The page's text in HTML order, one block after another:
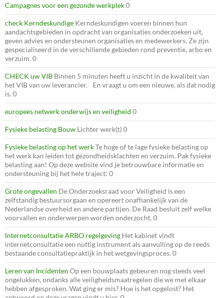
Campagnes voor een gezonde werkplek0
check Kerndeskundige Kerndeskundigen voeren binnen hun
aandachtsgebieden in opdracht van organisaties onderzoeken uit,
geven advies en ondersteunen organisaties en medewerkers. Ze zijn
gespecialiseerd in de verschillende gebieden rond preventie, arbo en
verzuim. 0
CHECK uw VIB Binnen 5 minuten heeft u inzicht in de kwaliteit van
het VIB van uw leverancier. En vraagt u om een nieuwe, als dat nodig
is. 0
europees netwerk onderwijs en veiligheid 0
Fysieke belasting Bouw Lichter werk(t) 0
Fysieke belasting op het werkTe hoge of te lage fysieke belasting op
het werk kan leiden tot gezondheidsklachten en verzuim. Pak fysieke
belasting aan! Op deze website vind je betrouwbare informatie en
ondersteuning bij het hele traject: 0
Grote ongevallen De Onderzoeksraad voor Veiligheid is een
zelfstandig bestuursorgaan en opereert onafhankelijk van de
Nederlandse overheid en andere partijen. De Raad besluit zelf welke
voorvallen en onderwerpen worden onderzocht. 0
Internetconsultatie ARBO regelgeving Het kabinet vindt
internetconsultatie een nuttig instrument als aanvulling op de reeds
bestaande consultatiepraktijk in het wetgevingsproces. 0
Leren van Incidenten Op een bouwplaats gebeuren nog steeds veel
ongelukken, ondanks alle veiligheidsmaatregelen die we met elkaar
hebben afgesproken. Wat ging er mis? Hoe is het opgelost? Het